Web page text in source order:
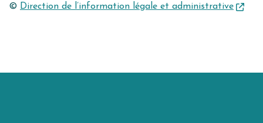
© Direction de l’information légale et administrative